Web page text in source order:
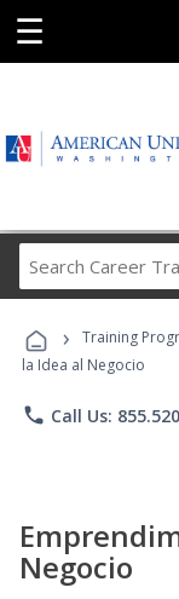
☰
› Training
la Idea al Negocio
phone Call Us:
Negocio